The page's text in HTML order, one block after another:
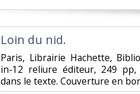
‎Loin du nid.‎
‎Paris, Librairie Hachette,
in-12 reliure éditeur, 249
dans le texte. Couverture en